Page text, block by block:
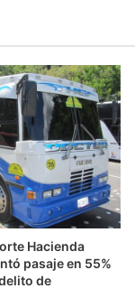
Hacienda
pasaje en 55%
de